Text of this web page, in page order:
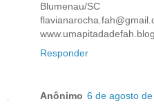
Blumenau/SC
Responder
Anônimo 6 de agosto